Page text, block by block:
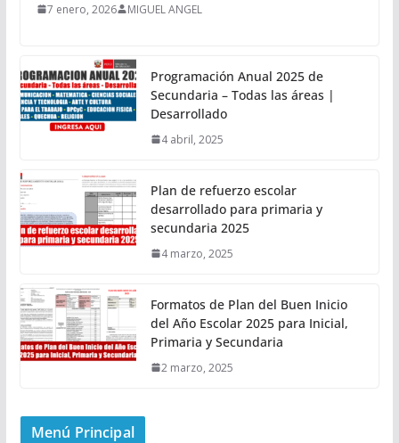
7 enero, 2026 MIGUEL ANGEL
Programación Anual 2025 de
Secundaria – Todas las áreas |
Desarrollado
4 abril, 2025
Plan de refuerzo escolar
desarrollado para primaria y
secundaria 2025
4 marzo, 2025
Formatos de Plan del Buen Inicio
del Año Escolar 2025 para Inicial,
Primaria y Secundaria
2 marzo, 2025
Menú Principal